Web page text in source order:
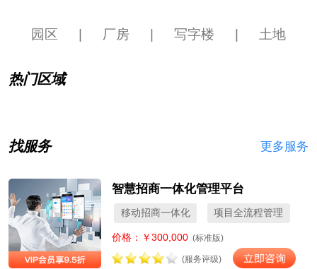
园区 厂房 写字楼 土地
热门区域
找服务 更多服务
智慧招商一体化管理平台
移动招商一体化 项目全流程管理
价格：￥300,000 (标准版)
(服务评级)